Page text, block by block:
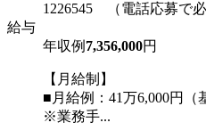
1226545 （電話応募で必
給与
年収例 7,356,000円
【月給制】
■月給例：41万6,000円（
※業務手...